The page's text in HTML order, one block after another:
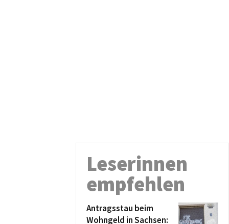
Leserinnen
empfehlen
Antragsstau beim
Wohngeld in Sachsen: